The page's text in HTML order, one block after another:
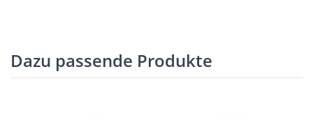
Dazu passende Produkte